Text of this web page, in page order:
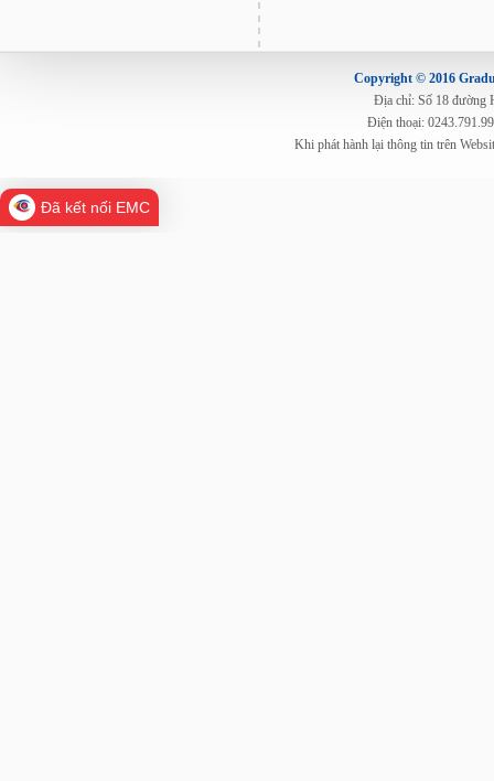
Copyright © 2016
Địa chỉ: Số 18 đường
Điện thoại:
Khi phát hành lại thông tin trên
Đã kết nối EMC